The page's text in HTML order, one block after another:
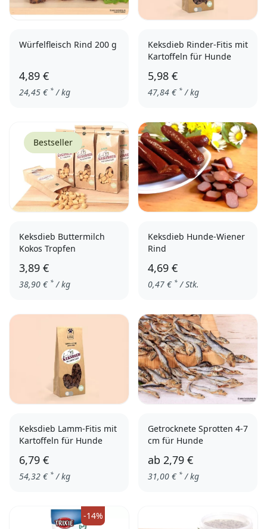
Würfelfleisch Rind 200 g
4,89 €
24,45 € * / kg
Keksdieb Rinder-Fitis mit
Kartoffeln für Hunde
5,98 €
47,84 € * / kg
Bestseller
Keksdieb Buttermilch
Kokos Tropfen
3,89 €
38,90 € * / kg
Keksdieb Hunde-Wiener
Rind
4,69 €
0,47 € * / Stk.
Keksdieb Lamm-Fitis mit
Kartoffeln für Hunde
6,79 €
54,32 € * / kg
Getrocknete Sprotten 4-7
cm für Hunde
ab 2,79 €
31,00 € * / kg
-14%